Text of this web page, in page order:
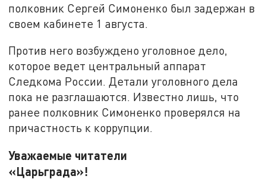
полковник Сергей Симоненко был задержан в
своем кабинете 1 августа.
Против него возбуждено уголовное дело,
которое ведет центральный аппарат
Следкома России. Детали уголовного дела
пока не разглашаются. Известно лишь, что
ранее полковник Симоненко проверялся на
причастность к коррупции.
Уважаемые читатели
«Царьграда»!